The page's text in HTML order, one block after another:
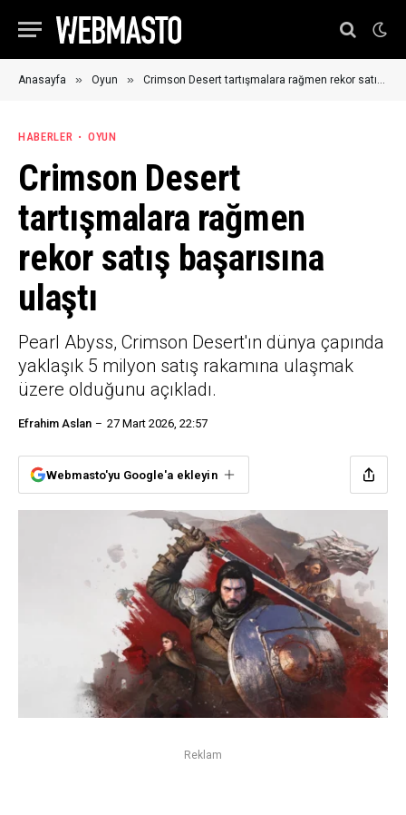
Anasayfa » Oyun » Crimson Desert tartışmalara rağmen rekor satış başarısına ulaştı
HABERLER OYUN
Crimson Desert
tartışmalara rağmen
rekor satış başarısına
ulaştı
Pearl Abyss, Crimson Desert'ın dünya çapında
yaklaşık 5 milyon satış rakamına ulaşmak
üzere olduğunu açıkladı.
Efrahim Aslan 27 Mart 2026, 22:57
Webmasto'yu Google'a ekleyin
Reklam